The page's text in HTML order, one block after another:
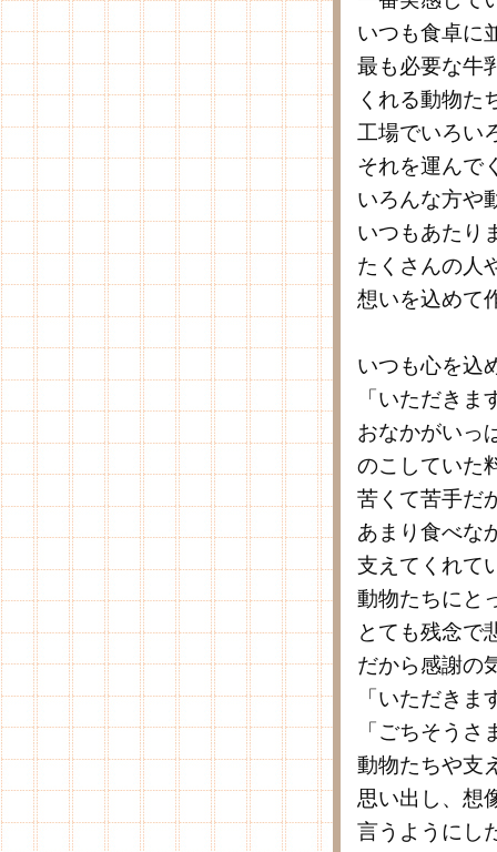
いつも食卓に
最も必要な牛
くれる動物た
工場でいろい
それを運んで
いろんな方や
いつもあたり
たくさんの人
想いを込めて
いつも心を込
「いただきま
おなかがいっ
のこしていた
苦くて苦手だ
あまり食べな
支えてくれて
動物たちにと
とても残念で
だから感謝の
「いただきま
「ごちそう
動物たちや支
思い出し、想
言うようにし